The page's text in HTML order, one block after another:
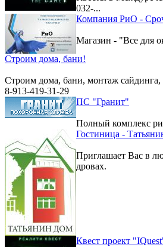
032-...
Компания РиО -
Магазин - "Все для
Строим дома, бани!
Строим дома, бани, монтаж сайдинга,
8-913-419-31-29
ПС "Гранит"
Полный комплекс
Гостиница -
Приглашает Вас в
дровах.
Квест проект